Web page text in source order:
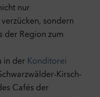
nur
sondern
der Region zum
in der Konditorei
Kirsch-
Cafés der